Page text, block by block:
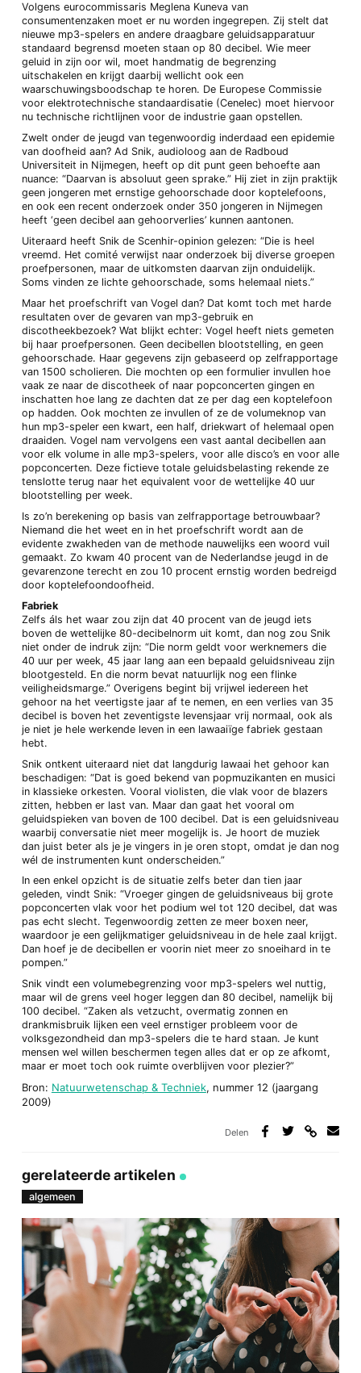
Volgens eurocommissaris Meglena Kuneva van
consumentenzaken moet er nu worden ingegrepen. Zij stelt dat
nieuwe mp3-spelers en andere draagbare geluidsapparatuur
standaard begrensd moeten staan op 80 decibel. Wie meer
geluid in zijn oor wil, moet handmatig de begrenzing
uitschakelen en krijgt daarbij wellicht ook een
waarschuwingsboodschap te horen. De Europese Commissie
voor elektrotechnische standaardisatie (Cenelec) moet hiervoor
nu technische richtlijnen voor de industrie gaan opstellen.
Zwelt onder de jeugd van tegenwoordig inderdaad een epidemie
van doofheid aan? Ad Snik, audioloog aan de Radboud
Universiteit in Nijmegen, heeft op dit punt geen behoefte aan
nuance: “Daarvan is absoluut geen sprake.” Hij ziet in zijn praktijk
geen jongeren met ernstige gehoorschade door koptelefoons,
en ook een recent onderzoek onder 350 jongeren in Nijmegen
heeft ‘geen decibel aan gehoorverlies’ kunnen aantonen.
Uiteraard heeft Snik de Scenhir-opinion gelezen: “Die is heel
vreemd. Het comité verwijst naar onderzoek bij diverse groepen
proefpersonen, maar de uitkomsten daarvan zijn onduidelijk.
Soms vinden ze lichte gehoorschade, soms helemaal niets.”
Maar het proefschrift van Vogel dan? Dat komt toch met harde
resultaten over de gevaren van mp3-gebruik en
discotheekbezoek? Wat blijkt echter: Vogel heeft niets gemeten
bij haar proefpersonen. Geen decibellen blootstelling, en geen
gehoorschade. Haar gegevens zijn gebaseerd op zelfrapportage
van 1500 scholieren. Die mochten op een formulier invullen hoe
vaak ze naar de discotheek of naar popconcerten gingen en
inschatten hoe lang ze dachten dat ze per dag een koptelefoon
op hadden. Ook mochten ze invullen of ze de volumeknop van
hun mp3-speler een kwart, een half, driekwart of helemaal open
draaiden. Vogel nam vervolgens een vast aantal decibellen aan
voor elk volume in alle mp3-spelers, voor alle disco’s en voor alle
popconcerten. Deze fictieve totale geluidsbelasting rekende ze
tenslotte terug naar het equivalent voor de wettelijke 40 uur
blootstelling per week.
Is zo’n berekening op basis van zelfrapportage betrouwbaar?
Niemand die het weet en in het proefschrift wordt aan de
evidente zwakheden van de methode nauwelijks een woord vuil
gemaakt. Zo kwam 40 procent van de Nederlandse jeugd in de
gevarenzone terecht en zou 10 procent ernstig worden bedreigd
door koptelefoondoofheid.
Fabriek
Zelfs áls het waar zou zijn dat 40 procent van de jeugd iets
boven de wettelijke 80-decibelnorm uit komt, dan nog zou Snik
niet onder de indruk zijn: “Die norm geldt voor werknemers die
40 uur per week, 45 jaar lang aan een bepaald geluidsniveau zijn
blootgesteld. En die norm bevat natuurlijk nog een flinke
veiligheidsmarge.” Overigens begint bij vrijwel iedereen het
gehoor na het veertigste jaar af te nemen, en een verlies van 35
decibel is boven het zeventigste levensjaar vrij normaal, ook als
je niet je hele werkende leven in een lawaaiïge fabriek gestaan
hebt.
Snik ontkent uiteraard niet dat langdurig lawaai het gehoor kan
beschadigen: “Dat is goed bekend van popmuzikanten en musici
in klassieke orkesten. Vooral violisten, die vlak voor de blazers
zitten, hebben er last van. Maar dan gaat het vooral om
geluidspieken van boven de 100 decibel. Dat is een geluidsniveau
waarbij conversatie niet meer mogelijk is. Je hoort de muziek
dan juist beter als je je vingers in je oren stopt, omdat je dan nog
wél de instrumenten kunt onderscheiden.”
In een enkel opzicht is de situatie zelfs beter dan tien jaar
geleden, vindt Snik: “Vroeger gingen de geluidsniveaus bij grote
popconcerten vlak voor het podium wel tot 120 decibel, dat was
pas echt slecht. Tegenwoordig zetten ze meer boxen neer,
waardoor je een gelijkmatiger geluidsniveau in de hele zaal krijgt.
Dan hoef je de decibellen er voorin niet meer zo snoeihard in te
pompen.”
Snik vindt een volumebegrenzing voor mp3-spelers wel nuttig,
maar wil de grens veel hoger leggen dan 80 decibel, namelijk bij
100 decibel. “Zaken als vetzucht, overmatig zonnen en
drankmisbruik lijken een veel ernstiger probleem voor de
volksgezondheid dan mp3-spelers die te hard staan. Je kunt
mensen wel willen beschermen tegen alles dat er op ze afkomt,
maar er moet toch ook ruimte overblijven voor plezier?”
Bron: Natuurwetenschap & Techniek, nummer 12 (jaargang
2009)
Delen
gerelateerde artikelen
algemeen